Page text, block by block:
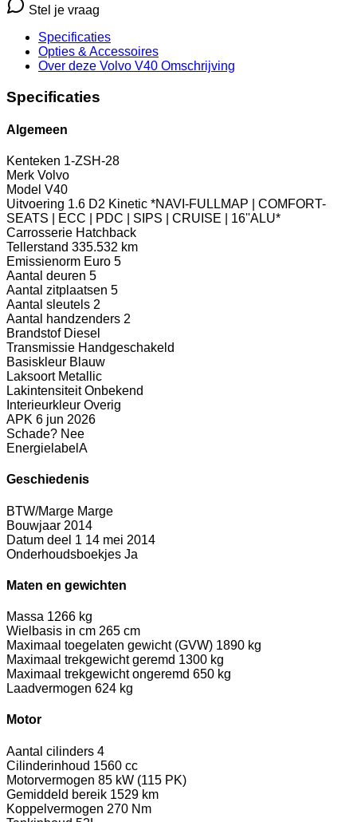
Stel je vraag
Specificaties
Opties & Accessoires
Over deze Volvo V40 Omschrijving
Specificaties
Algemeen
Kenteken 1-ZSH-28
Merk Volvo
Model V40
Uitvoering 1.6 D2 Kinetic *NAVI-FULLMAP | COMFORT-
SEATS | ECC | PDC | SIPS | CRUISE | 16''ALU*
Carrosserie Hatchback
Tellerstand 335.532 km
Emissienorm Euro 5
Aantal deuren 5
Aantal zitplaatsen 5
Aantal sleutels 2
Aantal handzenders 2
Brandstof Diesel
Transmissie Handgeschakeld
Basiskleur Blauw
Laksoort Metallic
Lakintensiteit Onbekend
Interieurkleur Overig
APK 6 jun 2026
Schade? Nee
Energielabel A
Geschiedenis
BTW/Marge Marge
Bouwjaar 2014
Datum deel 1 14 mei 2014
Onderhoudsboekjes Ja
Maten en gewichten
Massa 1266 kg
Wielbasis in cm 265 cm
Maximaal toegelaten gewicht (GVW) 1890 kg
Maximaal trekgewicht geremd 1300 kg
Maximaal trekgewicht ongeremd 650 kg
Laadvermogen 624 kg
Motor
Aantal cilinders 4
Cilinderinhoud 1560 cc
Motorvermogen 85 kW (115 PK)
Gemiddeld bereik 1529 km
Koppelvermogen 270 Nm